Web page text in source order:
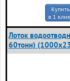
Купить
в 1
Лоток
60тонн)